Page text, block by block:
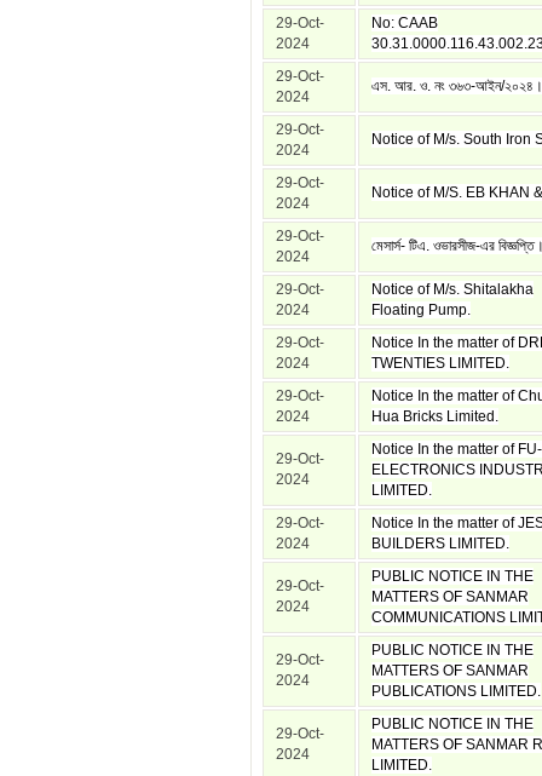
29-Oct-
2024
No: CAAB
29-Oct-
2024
এস. আর. ও. নং ৩৬৩-আইন/২০২৪।
29-Oct-
2024
Notice of M/s. South Iron
29-Oct-
2024
Notice of M/S. EB KHAN
29-Oct-
2024
মেসার্স- টিএ. ওভারসীজ-এর
29-Oct-
2024
Notice of M/s. Shitalakha
Floating Pump.
29-Oct-
2024
Notice In the matter of
TWENTIES LIMITED.
29-Oct-
2024
Notice In the matter of
Hua Bricks Limited.
29-Oct-
2024
Notice In the matter of
ELECTRONICS
LIMITED.
29-Oct-
2024
Notice In the matter of
BUILDERS LIMITED.
29-Oct-
2024
PUBLIC NOTICE IN THE
MATTERS OF SANMAR
COMMUNICATIONS
29-Oct-
2024
PUBLIC NOTICE IN THE
MATTERS OF SANMAR
PUBLICATIONS LIMITED.
29-Oct-
2024
PUBLIC NOTICE IN THE
MATTERS OF SANMAR
LIMITED.